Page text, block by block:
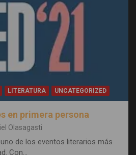
LITERATURA UNCATEGORIZED
en primera persona
Olasagasti
de los eventos literarios más
Con…